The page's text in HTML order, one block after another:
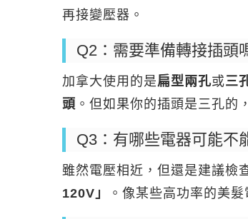
再接變壓器。
Q2：需要準備轉接插頭
加拿大使用的是扁型兩孔或三
頭 。但如果你的插頭是三孔的
Q3：有哪些電器可能不
雖然電壓相近，但還是建議檢
120V」
。像某些高功率的美